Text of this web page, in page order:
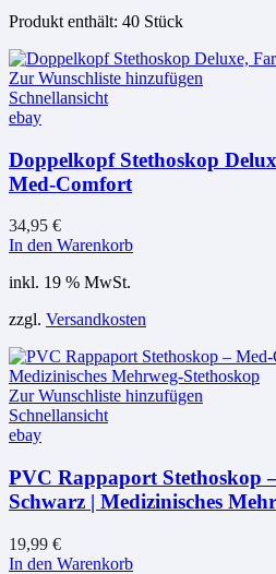
Produkt enthält: 40 Stück
Zur Wunschliste hinzufügen
Schnellansicht
ebay
Doppelkopf Stethoskop
Med-Comfort
34,95 €
In den Warenkorb
inkl. 19 % MwSt.
zzgl. Versandkosten
Zur Wunschliste hinzufügen
Schnellansicht
ebay
PVC Rappaport Stethoskop
Schwarz | Medizinisches
19,99 €
In den Warenkorb